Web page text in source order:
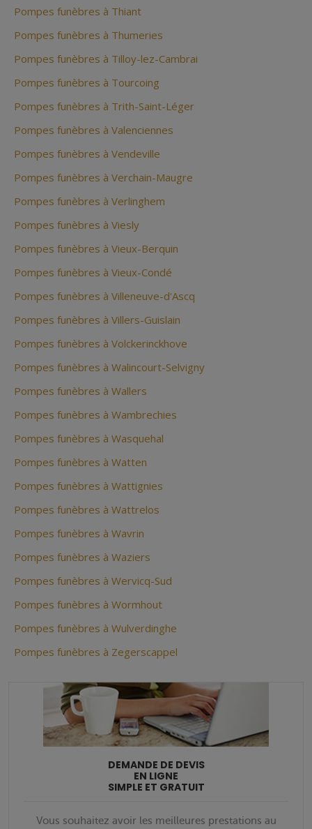
Pompes funèbres à Thiant
Pompes funèbres à Thumeries
Pompes funèbres à Tilloy-lez-Cambrai
Pompes funèbres à Tourcoing
Pompes funèbres à Trith-Saint-Léger
Pompes funèbres à Valenciennes
Pompes funèbres à Vendeville
Pompes funèbres à Verchain-Maugre
Pompes funèbres à Verlinghem
Pompes funèbres à Viesly
Pompes funèbres à Vieux-Berquin
Pompes funèbres à Vieux-Condé
Pompes funèbres à Villeneuve-d'Ascq
Pompes funèbres à Villers-Guislain
Pompes funèbres à Volckerinckhove
Pompes funèbres à Walincourt-Selvigny
Pompes funèbres à Wallers
Pompes funèbres à Wambrechies
Pompes funèbres à Wasquehal
Pompes funèbres à Watten
Pompes funèbres à Wattignies
Pompes funèbres à Wattrelos
Pompes funèbres à Wavrin
Pompes funèbres à Waziers
Pompes funèbres à Wervicq-Sud
Pompes funèbres à Wormhout
Pompes funèbres à Wulverdinghe
Pompes funèbres à Zegerscappel
DEMANDE DE DEVIS
EN LIGNE
SIMPLE ET GRATUIT
Vous souhaitez avoir les meilleures prestations au